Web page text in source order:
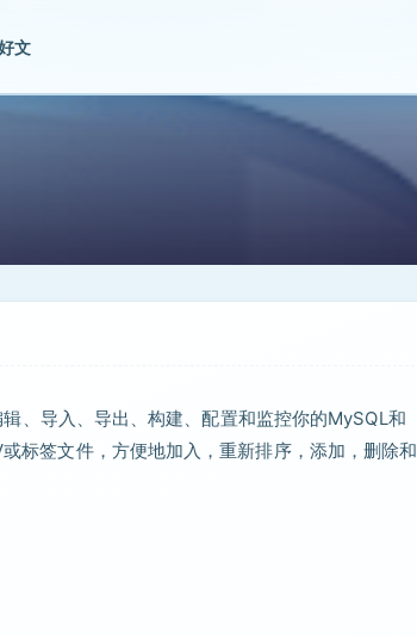
文
、导入、导出、构建、配置和监控你的MySQL和
标签文件，方便地加入，重新排序，添加，删除和